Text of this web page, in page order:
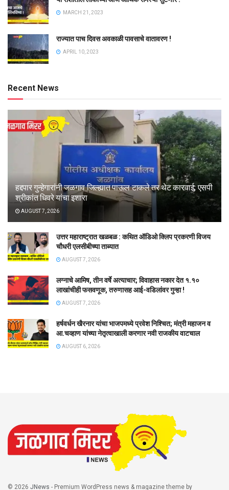
MARCH 21, 2023
राज्यात पाच दिवस अवकाळी पावसाचे वातावरण !
APRIL 10, 2023
Recent News
हद्दपार गुन्हेगारांनी जळगाव जिल्ह्यात पाऊल टाकले तर थेट कारवाई; एसपी
श्रीकांत धिवरे यांचा इशारा
AUGUST 7, 2026
उत्तर महाराष्ट्रात खळबळ : कथित ऑडिओ क्लिप प्रकरणी विजय
चौधरी एलसीबीच्या ताब्यात
AUGUST 7, 2026
लग्नाचे आमिष, तीन वर्षे अत्याचार; विवाहास नकार देत १.१०
लाखांचीही फसवणूक, तरुणासह आई-वडिलांवर गुन्हा !
AUGUST 7, 2026
हर्षवर्धन खैरनार यांचा भाजपमध्ये प्रवेश निश्चित; मंत्री महाजन व
आ.चव्हाण यांच्या नेतृत्वाखाली करणार नवी राजकीय वाटचाल
AUGUST 6, 2026
© 2026 JNews - Premium WordPress news & magazine theme by